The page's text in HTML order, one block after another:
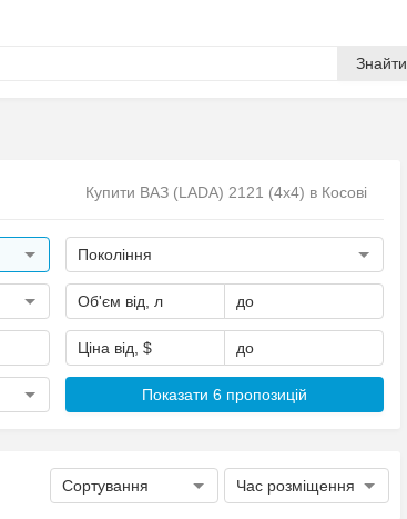
Знайти
Купити ВАЗ (LADA) 2121 (4x4) в Косові
Покоління
Об'єм від, л до
Ціна від, $ до
Показати 6 пропозицій
Сортування Час розміщення